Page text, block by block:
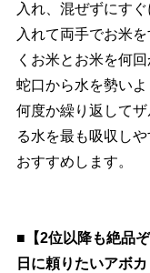
入れ、混ぜずにす
入れて両手でお米
くお米とお米を何
蛇口から水を勢い
何度か繰り返して
る水を最も吸収し
おすすめします。
■【2位以降も絶品
日に頼りたいアボ